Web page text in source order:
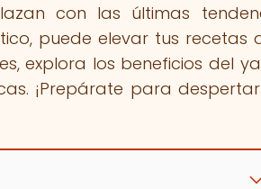
con las últimas
puede elevar tus recetas
explora los beneficios del
¡Prepárate para